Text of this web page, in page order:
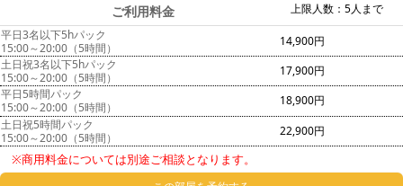
上限人数：5人まで
ご利用料金
平日3名以下5hパック
15:00～20:00（5時間）
14,900円
土日祝3名以下5hパック
15:00～20:00（5時間）
17,900円
平日5時間パック
15:00～20:00（5時間）
18,900円
土日祝5時間パック
15:00～20:00（5時間）
22,900円
※商用料金については別途ご相談となります。